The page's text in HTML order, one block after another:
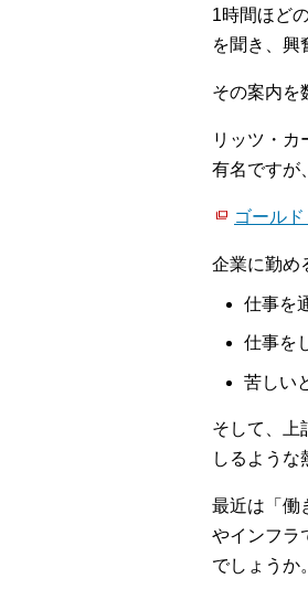
1時間ほど
を聞き、興
その案内を
リッツ・カ
有名ですが
ゴール
企業に勤め
仕事を
仕事を
苦しい
そして、上
しるような
最近は「働
やインフラ
でしょうか。